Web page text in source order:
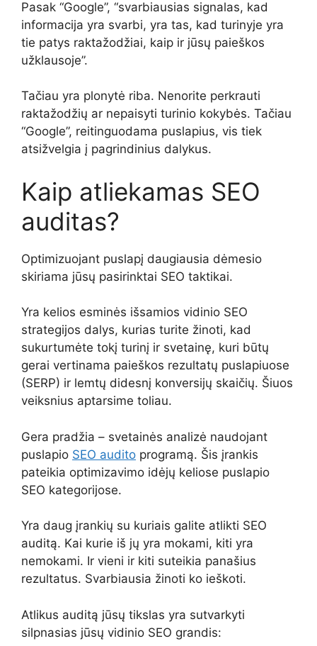
Pasak “Google”, “svarbiausias signalas, kad
informacija yra svarbi, yra tas, kad turinyje yra
tie patys raktažodžiai, kaip ir jūsų paieškos
užklausoje”.
Tačiau yra plonytė riba. Nenorite perkrauti
raktažodžių ar nepaisyti turinio kokybės. Tačiau
“Google”, reitinguodama puslapius, vis tiek
atsižvelgia į pagrindinius dalykus.
Kaip atliekamas SEO
auditas?
Optimizuojant puslapį daugiausia dėmesio
skiriama jūsų pasirinktai SEO taktikai.
Yra kelios esminės išsamios vidinio SEO
strategijos dalys, kurias turite žinoti, kad
sukurtumėte tokį turinį ir svetainę, kuri būtų
gerai vertinama paieškos rezultatų puslapiuose
(SERP) ir lemtų didesnį konversijų skaičių. Šiuos
veiksnius aptarsime toliau.
Gera pradžia – svetainės analizė naudojant
puslapio SEO audito programą. Šis įrankis
pateikia optimizavimo idėjų keliose puslapio
SEO kategorijose.
Yra daug įrankių su kuriais galite atlikti SEO
auditą. Kai kurie iš jų yra mokami, kiti yra
nemokami. Ir vieni ir kiti suteikia panašius
rezultatus. Svarbiausia žinoti ko ieškoti.
Atlikus auditą jūsų tikslas yra sutvarkyti
silpnasias jūsų vidinio SEO grandis: